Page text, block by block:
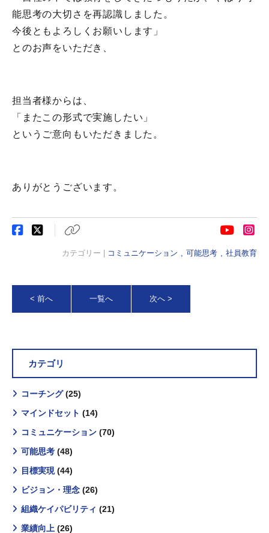
能思考の大切さを再認識しました。
今後ともよろしくお願いします」
とのお声をいただき、
担当者様からは、
「またこの形式で実施したい」
というご意向もいただきました。
ありがとうございます。
カテゴリー | コミュニケーション 可能思考 社員教育
< 前へ 一覧へ 次へ >
カテゴリ
コーチング(25)
マインドセット (14)
コミュニケーション (70)
可能思考 (48)
目標実現(44)
ビジョン・理念 (26)
組織ケイパビリティ (21)
業績向上 (26)